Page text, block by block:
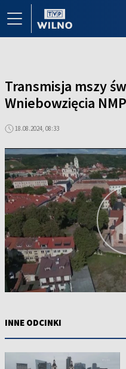
Transmisja mszy
Wniebowzięcia
18.08.2024, 08:33
INNE ODCINKI